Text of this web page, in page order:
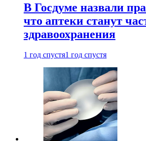
В Госдуме назвали
что аптеки станут
здравоохранения
1 год спустя1 год спустя